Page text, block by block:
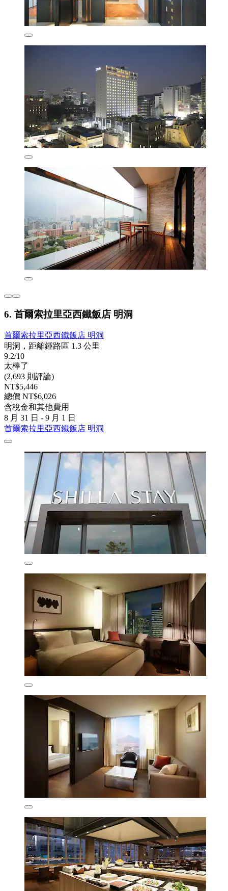
6. 首爾索拉里亞西鐵飯店 明洞
首爾索拉里亞西鐵飯店 明洞
明洞，距離鍾路區 1.3 公里
9.2/10
太棒了
(2,693 則評論)
NT$5,446
總價 NT$6,026
含稅金和其他費用
8 月 31 日 - 9 月 1 日
首爾索拉里亞西鐵飯店 明洞